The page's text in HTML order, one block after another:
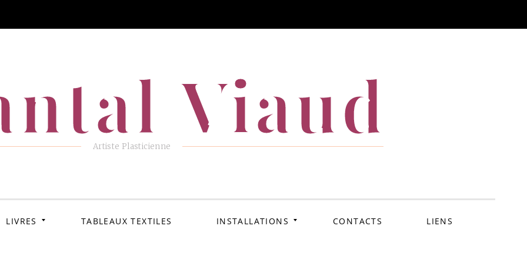
Viaud
Artiste Plasticienne
LIVRES TABLEAUX TEXTILES INSTALLATIONS CONTACTS LIENS